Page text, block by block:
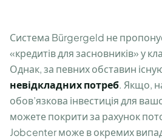
Система Bürgergeld не
«кредитів для засновників» у
Однак, за певних обставин
невідкладних потреб. Якщо,
обов’язкова інвестиція для
можете покрити за рахунок
Jobcenter може в окремих